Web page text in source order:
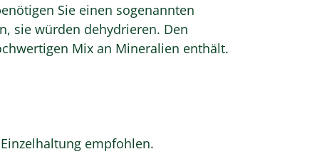
Sie einen sogenannten
sie würden dehydrieren. Den
Mix an Mineralien enthält.
empfohlen.